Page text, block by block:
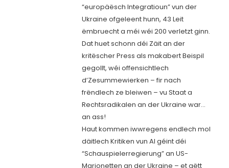
“europäësch Integratioun” vun der
Ukraine ofgeleent hunn, 43 Leit
ëmbruecht a méi wéi 200 verletzt ginn.
Dat huet schonn déi Zäit an der
kritëscher Press als makabert Beispil
gegollt, wéi offensichtlech
d’Zesummewierken – fir nach
frëndlech ze bleiwen – vu Staat a
Rechtsradikalen an der Ukraine war…
an ass!
Haut kommen iwwregens endlech mol
däitlech Kritiken vun AI géint déi
“Schauspielerregierung” an US-
Marionetten an der Ukraine – et gëtt